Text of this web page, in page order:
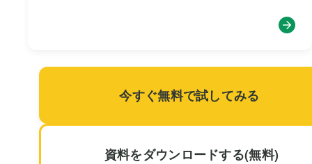
今すぐ無料で試してみる
資料をダウンロードする(無料)